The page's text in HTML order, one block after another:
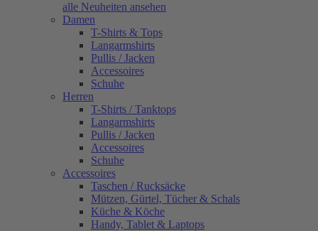
alle Neuheiten ansehen
Damen
T-Shirts & Tops
Langarmshirts
Pullis / Jacken
Accessoires
Schuhe
Herren
T-Shirts / Tanktops
Langarmshirts
Pullis / Jacken
Accessoires
Schuhe
Accessoires
Taschen / Rucksäcke
Mützen, Gürtel, Tücher & Schals
Küche & Köche
Handy, Tablet & Laptops